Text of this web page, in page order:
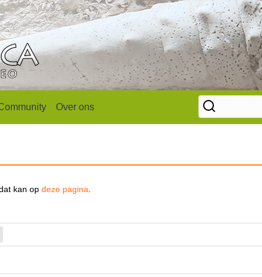
Over ons
kan op deze pagina